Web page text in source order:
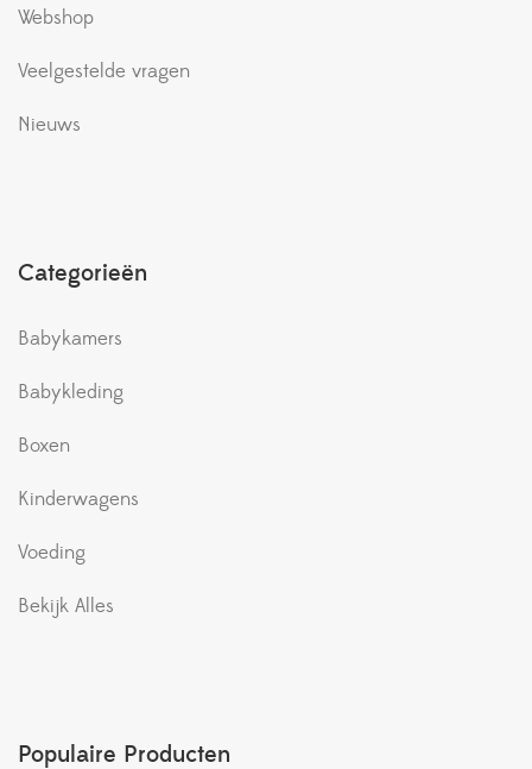
Webshop
Veelgestelde vragen
Nieuws
Categorieën
Babykamers
Babykleding
Boxen
Kinderwagens
Voeding
Bekijk Alles
Populaire Producten